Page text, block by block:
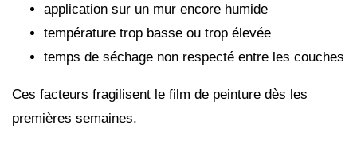
application sur un mur encore humide
température trop basse ou trop élevée
temps de séchage non respecté entre les couches
Ces facteurs fragilisent le film de peinture dès les
premières semaines.